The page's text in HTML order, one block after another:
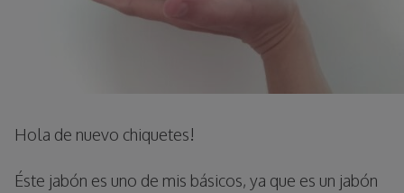
Hola de nuevo chiquetes!
Éste jabón es uno de mis básicos, ya que es un jabón